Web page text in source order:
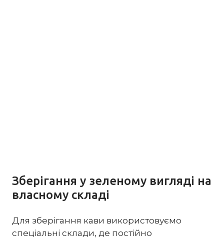
Зберігання у зеленому вигляді на
власному складі
Для зберігання кави використовуємо
спеціальні склади, де постійно